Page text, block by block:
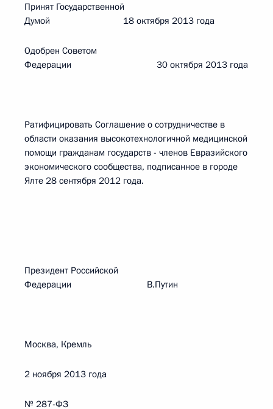
Принят Государственной
Думой 18 октября 2013 года
Одобрен Советом
Федерации 30 октября 2013 года
Ратифицировать Соглашение о сотрудничестве в
области оказания высокотехнологичной медицинской
помощи гражданам государств - членов Евразийского
экономического сообщества, подписанное в городе
Ялте 28 сентября 2012 года.
Президент Российской
Федерации В.Путин
Москва, Кремль
2 ноября 2013 года
№ 287-ФЗ